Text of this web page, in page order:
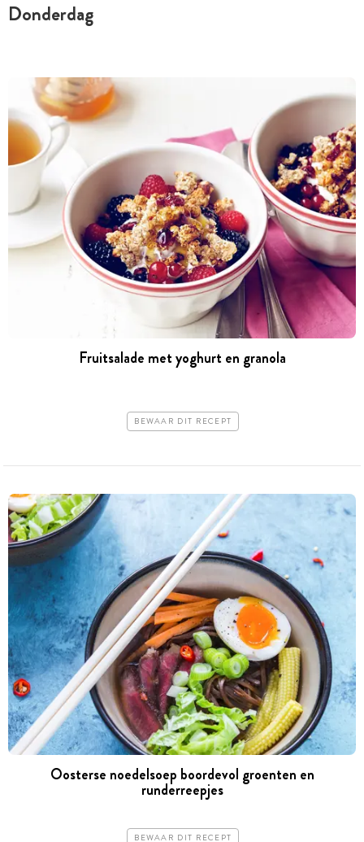
Donderdag
Fruitsalade met yoghurt en granola
BEWAAR DIT RECEPT
Oosterse noedelsoep boordevol groenten en
runderreepjes
BEWAAR DIT RECEPT